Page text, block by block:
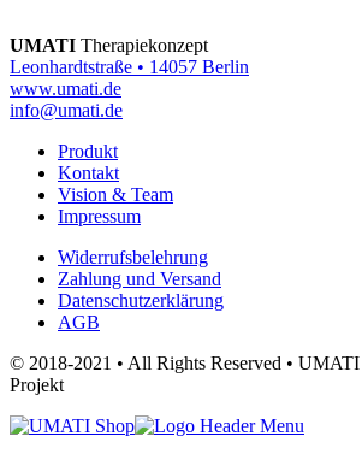
UMATI Therapiekonzept
Leonhardtstraße • 14057 Berlin
www.umati.de
info@umati.de
Produkt
Kontakt
Vision & Team
Impressum
Widerrufsbelehrung
Zahlung und Versand
Datenschutzerklärung
AGB
© 2018-2021 • All Rights Reserved • UMATI
Projekt